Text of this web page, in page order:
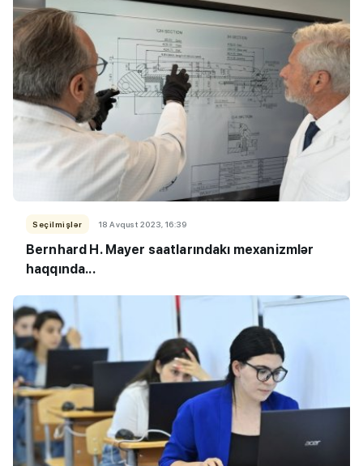
Seçilmişlər 18 Avqust 2023, 16:39
Bernhard H. Mayer saatlarındakı mexanizmlər
haqqında...